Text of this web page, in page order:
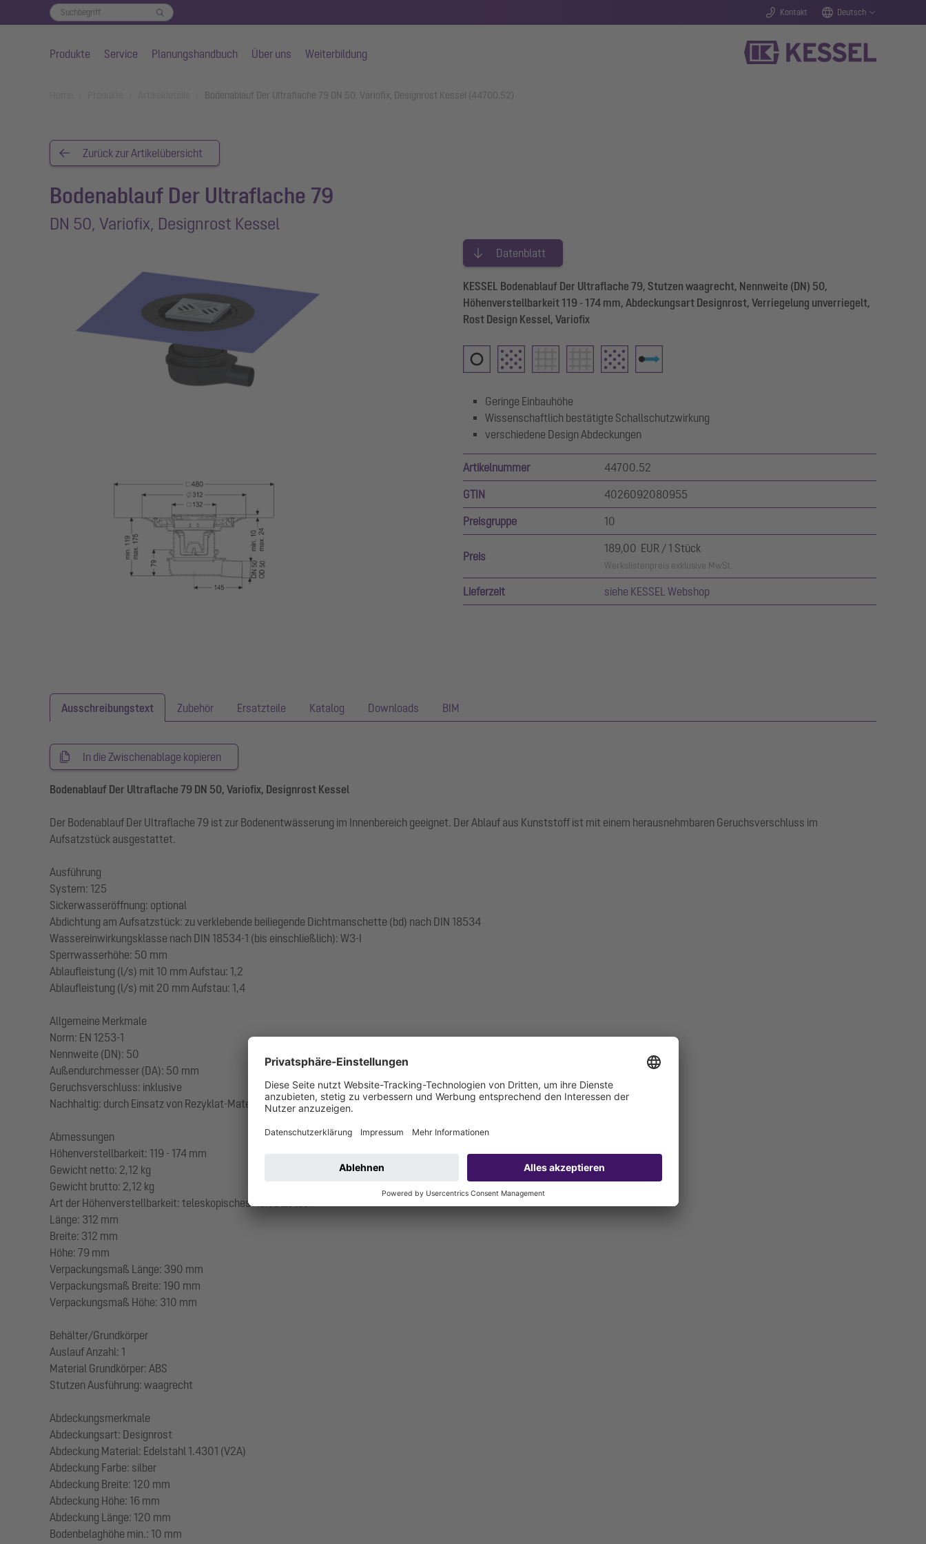
Kontakt Deutsch
Produkte Service Planungshandbuch Über uns Weiterbildung
Bodenablauf Der Ultraflache 79 DN 50, Variofix, Designrost Kessel (44700.52)
Zurück zur Artikelübersicht
Bodenablauf Der Ultraflache 79
DN 50, Variofix, Designrost Kessel
Datenblatt
KESSEL Bodenablauf Der Ultraflache 79, Stutzen waagrecht, Nennweite (DN) 50,
Höhenverstellbarkeit 119 - 174 mm, Abdeckungsart Designrost, Verriegelung unverriegelt,
Rost Design Kessel, Variofix
Geringe Einbauhöhe
Wissenschaftlich bestätigte Schallschutzwirkung
verschiedene Design Abdeckungen
Artikelnummer 44700.52
GTIN 4026092080955
Preisgruppe 10
Preis
189,00 EUR / 1 Stück
Werkslistenpreis exklusive MwSt.
Lieferzeit siehe KESSEL Webshop
Ausschreibungstext Zubehör Ersatzteile Katalog Downloads BIM
In die Zwischenablage kopieren
Bodenablauf Der Ultraflache 79 DN 50, Variofix, Designrost Kessel
Der Bodenablauf Der Ultraflache 79 ist zur Bodenentwässerung im Innenbereich geeignet. Der Ablauf aus Kunststoff ist mit einem herausnehmbaren Geruchsverschluss im
Aufsatzstück ausgestattet.
Ausführung
System: 125
Sickerwasseröffnung: optional
Abdichtung am Aufsatzstück: zu verklebende beiliegende Dichtmanschette (bd) nach DIN 18534
Wassereinwirkungsklasse nach DIN 18534-1 (bis einschließlich): W3-I
Sperrwasserhöhe: 50 mm
Ablaufleistung (l/s) mit 10 mm Aufstau: 1,2
Ablaufleistung (l/s) mit 20 mm Aufstau: 1,4
Allgemeine Merkmale
Norm: EN 1253-1
Nennweite (DN): 50
Außendurchmesser (DA): 50 mm
Geruchsverschluss: inklusive
Nachhaltig: durch Einsatz von Rezyklat-Material
Abmessungen
Höhenverstellbarkeit: 119 - 174 mm
Gewicht netto: 2,12 kg
Gewicht brutto: 2,12 kg
Art der Höhenverstellbarkeit: teleskopisches Aufsatzstück
Länge: 312 mm
Breite: 312 mm
Höhe: 79 mm
Verpackungsmaß Länge: 390 mm
Verpackungsmaß Breite: 190 mm
Verpackungsmaß Höhe: 310 mm
Behälter/Grundkörper
Auslauf Anzahl: 1
Material Grundkörper: ABS
Stutzen Ausführung: waagrecht
Abdeckungsmerkmale
Abdeckungsart: Designrost
Abdeckung Material: Edelstahl 1.4301 (V2A)
Abdeckung Farbe: silber
Abdeckung Breite: 120 mm
Abdeckung Höhe: 16 mm
Abdeckung Länge: 120 mm
Bodenbelaghöhe min.: 10 mm